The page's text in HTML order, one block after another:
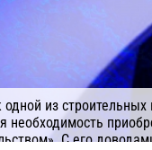
из
необходимость
С его